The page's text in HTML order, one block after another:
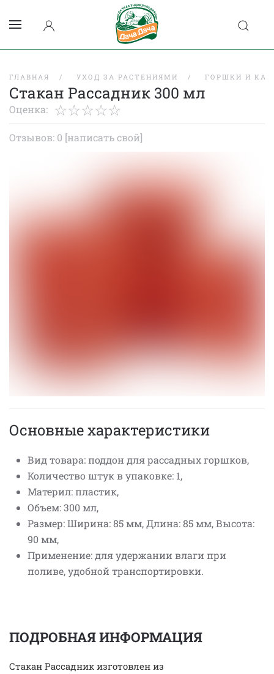
ГЛАВНАЯ УХОД ЗА РАСТЕНИЯМИ ГОРШКИ И
Стакан Рассадник 300 мл
Оценка:
Отзывов: 0 [написать свой]
Основные характеристики
Вид товара: поддон для рассадных горшков,
Количество штук в упаковке: 1,
Материл: пластик,
Объем: 300 мл,
Размер: Ширина: 85 мм, Длина: 85 мм, Высота:
90 мм,
Применение: для удержании влаги при
поливе, удобной транспортировки.
ПОДРОБНАЯ ИНФОРМАЦИЯ
Стакан Рассадник изготовлен из